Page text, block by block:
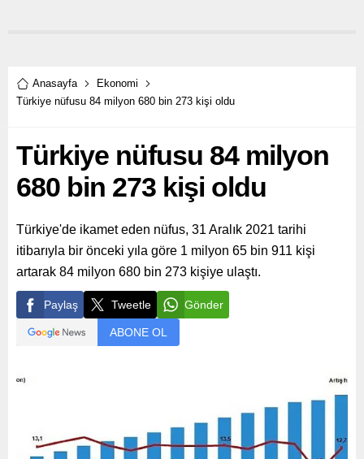
Anasayfa
Ekonomi
Türkiye nüfusu 84 milyon 680 bin 273 kişi oldu
Türkiye nüfusu 84 milyon
680 bin 273 kişi oldu
Türkiye'de ikamet eden nüfus, 31 Aralık 2021 tarihi
itibarıyla bir önceki yıla göre 1 milyon 65 bin 911 kişi
artarak 84 milyon 680 bin 273 kişiye ulaştı.
Paylaş Tweetle Gönder
ABONE OL